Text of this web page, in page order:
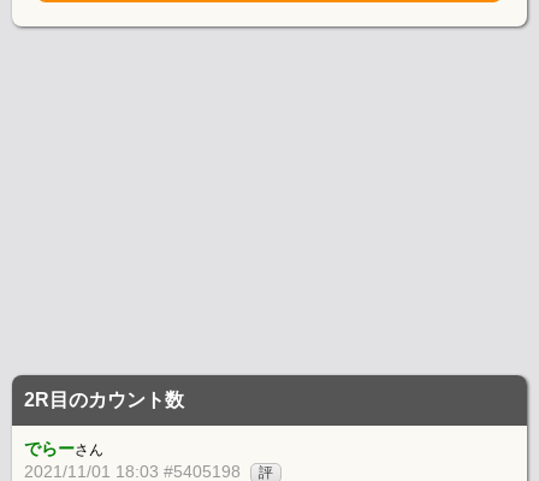
2R目のカウント数
でらーさん
2021/11/01 18:03 #5405198 評